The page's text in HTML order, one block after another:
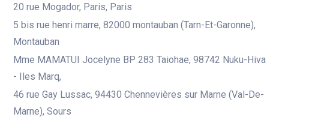
20 rue Mogador, Paris, Paris
5 bis rue henri marre, 82000 montauban (Tarn-Et-Garonne),
Montauban
Mme MAMATUI Jocelyne BP 283 Taiohae, 98742 Nuku-Hiva
- Iles Marq,
46 rue Gay Lussac, 94430 Chennevières sur Marne (Val-De-
Marne), Sours